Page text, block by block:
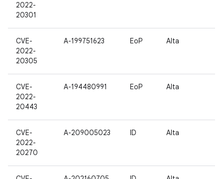
2022-
20301
CVE-
2022-
20305
A-199751623 EoP Alta
CVE-
2022-
20443
A-194480991 EoP Alta
CVE-
2022-
20270
A-209005023 ID Alta